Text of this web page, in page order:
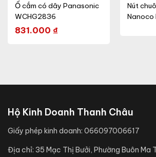
Ổ cắm có dây Panasonic
WCHG2836
831.000 ₫
Nút
Nanoco
Hộ Kinh Doanh Thanh Châu
Giấy phép kinh doanh: 066097006617
Địa chỉ: 35 Mạc Thị Bưởi, Phường Buôn